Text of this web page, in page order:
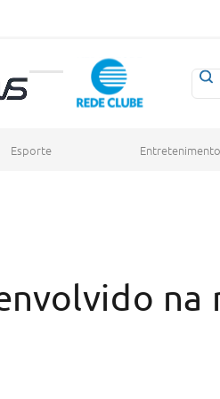
Esporte Entretenimento
na